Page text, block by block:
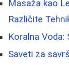
Masaža kao
Različite
Koralna Voda:
Saveti za